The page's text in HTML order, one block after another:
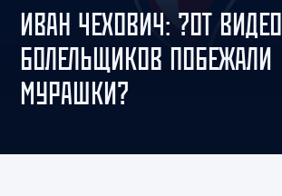
ИВАН ЧЕХОВИЧ: ?ОТ ВИДЕО
БОЛЕЛЬЩИКОВ ПОБЕЖАЛИ
МУРАШКИ?